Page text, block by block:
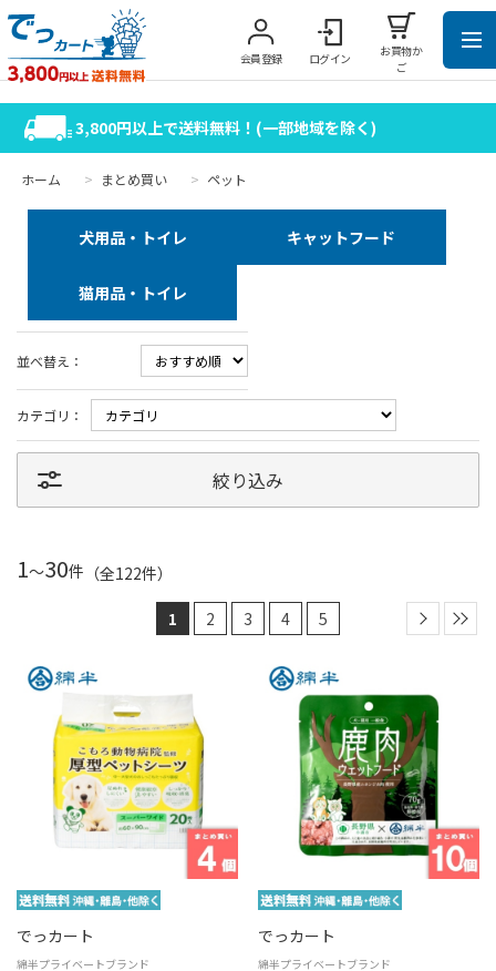
会員登録 ログイン
お買物か
ご
3,800円以上で送料無料！(一部地域を除く)
ホーム > まとめ買い > ペット
犬用品・トイレ キャットフード
猫用品・トイレ
並べ替え：
カテゴリ：
絞り込み
1～30件 （全122件）
1 2 3 4 5
でっカート
綿半プライベートブランド
でっカート
綿半プライベートブランド